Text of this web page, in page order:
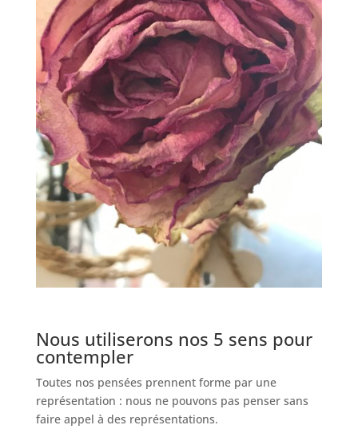
Nous utiliserons nos 5 sens pour
contempler
Toutes nos pensées prennent forme par une
représentation : nous ne pouvons pas penser sans
faire appel à des représentations.